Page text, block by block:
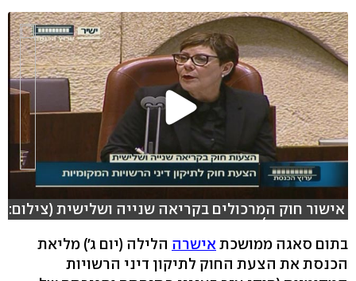
אישור חוק המרכולים בקריאה שנייה ושלישית (צילום:
ערוץ הכנסת)
בתום סאגה ממושכתאישרה הלילה (יום ג') מליאת
הכנסת את הצעת החוק לתיקון דיני הרשויות